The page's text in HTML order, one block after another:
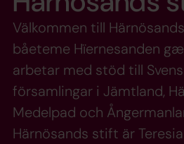
Välkommen till
båeteme Hïernesanden
arbetar med stöd till
församlingar i Jämtland,
Medelpad och
Härnösands stift är